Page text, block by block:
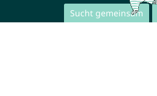
Sucht gemeinsam